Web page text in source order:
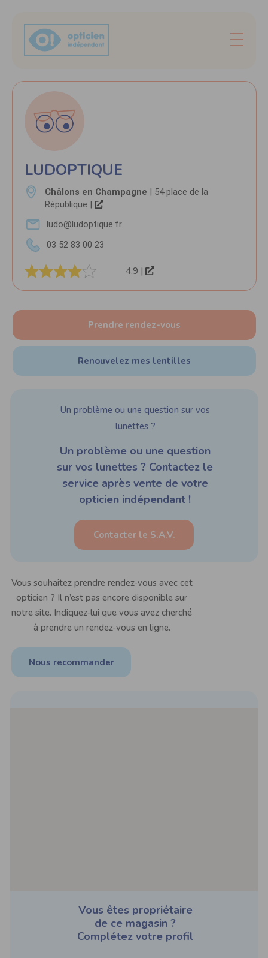
LUDOPTIQUE
Châlons en Champagne | 54 place de la
République |
ludo@ludoptique.fr
03 52 83 00 23
4.9 |
Prendre rendez-vous
Renouvelez mes lentilles
Un problème ou une question sur vos
lunettes ?
Un problème ou une question
sur vos lunettes ? Contactez le
service après vente de votre
opticien indépendant !
Contacter le S.A.V.
Vous souhaitez prendre rendez-vous avec cet
opticien ? Il n’est pas encore disponible sur
notre site. Indiquez-lui que vous avez cherché
à prendre un rendez-vous en ligne.
Nous recommander
Vous êtes propriétaire
de ce magasin ?
Complétez votre profil